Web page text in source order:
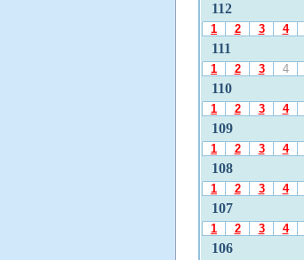
擇
「
法
規
公
發
布
月
份
」
後
，
再
使
112
1 2 3 4
111
1 2 3 4
110
1 2 3 4
109
1 2 3 4
108
1 2 3 4
107
1 2 3 4
106